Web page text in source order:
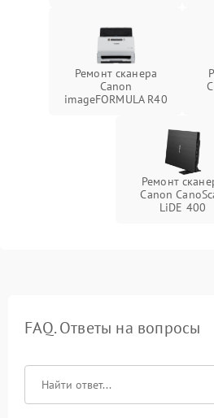
Ремонт сканера
Canon
imageFORMULA R40
Ремонт
Canon
LiDE 400
FAQ. Ответы на вопросы